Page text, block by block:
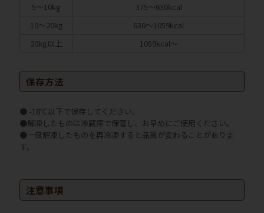
5～10kg
375～630kcal
10～20kg
630～1059kcal
20kg以上
1059kcal～
保存方法
● -18℃以下で保存してください。
●解凍したものは冷蔵庫で保管し、お早めにご使用ください。
●一度解凍したものを再冷凍すると品質が変わることがありま
す。
注意事項